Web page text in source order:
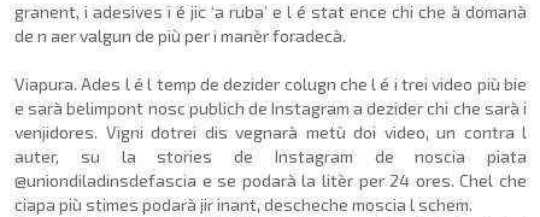
granent, i adesives i é jic ‘a ruba’ e l é stat ence chi che à domanà
de n aer valgun de più per i manèr foradecà.
Viapura. Ades l é l temp de dezider colugn che l é i trei video più bie
e sarà belimpont nosc publich de Instagram a dezider chi che sarà i
venjidores. Vigni dotrei dis vegnarà metù doi video, un contra l
auter, su la stories de Instagram de noscia piata
@uniondiladinsdefascia e se podarà la litèr per 24 ores. Chel che
ciapa più stimes podarà jir inant, descheche moscia l schem.